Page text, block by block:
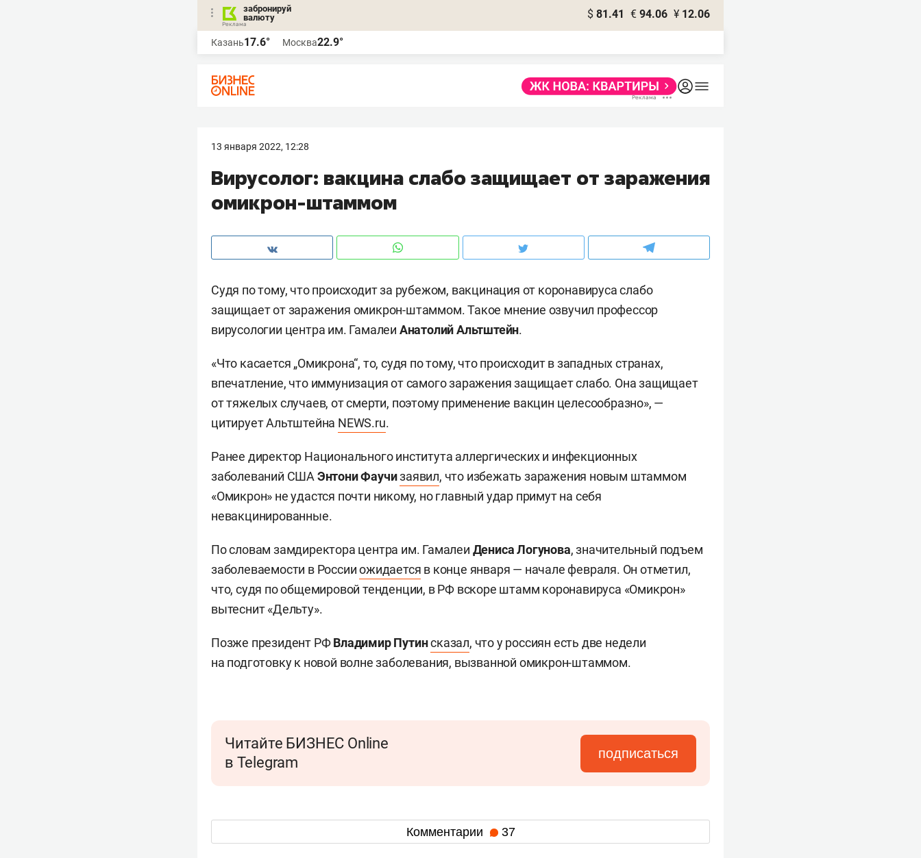
забронируй
валюту
$ 81.41 € 94.06 ¥ 12.06
Казань17.6° Москва22.9°
13 января 2022, 12:28
Вирусолог: вакцина слабо защищает от заражения
омикрон-штаммом
Судя по тому, что происходит за рубежом, вакцинация от коронавируса слабо
защищает от заражения омикрон-штаммом. Такое мнение озвучил профессор
вирусологии центра им. Гамалеи Анатолий Альтштейн.
«Что касается „Омикрона“, то, судя по тому, что происходит в западных странах,
впечатление, что иммунизация от самого заражения защищает слабо. Она защищает
от тяжелых случаев, от смерти, поэтому применение вакцин целесообразно», —
цитирует Альтштейна NEWS.ru.
Ранее директор Национального института аллергических и инфекционных
заболеваний США Энтони Фаучизаявил, что избежать заражения новым штаммом
«Омикрон» не удастся почти никому, но главный удар примут на себя
невакцинированные.
По словам замдиректора центра им. Гамалеи Дениса Логунова, значительный подъем
заболеваемости в Россииожидается в конце января — начале февраля. Он отметил,
что, судя по общемировой тенденции, в РФ вскоре штамм коронавируса «Омикрон»
вытеснит «Дельту».
Позже президент РФВладимир Путинсказал, что у россиян есть две недели
на подготовку к новой волне заболевания, вызванной омикрон-штаммом.
Читайте БИЗНЕС Online
в Telegram
подписаться
Комментарии 37